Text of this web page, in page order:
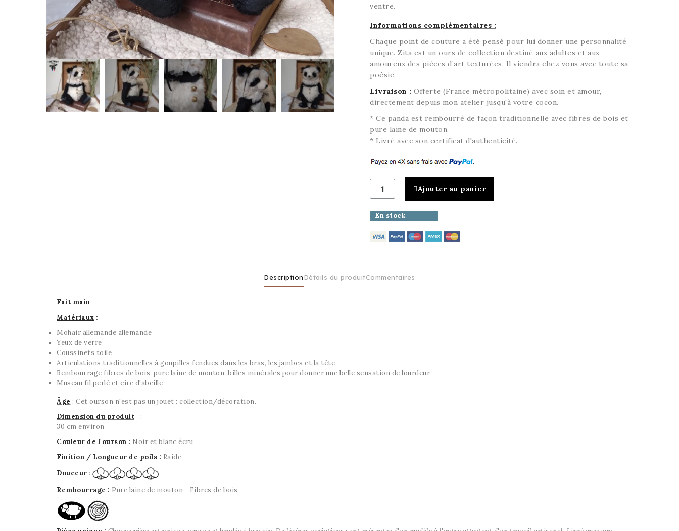
ventre.
Informations complémentaires :
Chaque point de couture a été pensé pour lui donner une personnalité
unique. Zita est un ours de collection destiné aux adultes et aux
amoureux des pièces d’art texturées. Il viendra chez vous avec toute sa
poésie.
Livraison : Offerte (France métropolitaine) avec soin et amour,
directement depuis mon atelier jusqu'à votre cocon.
* Ce panda est rembourré de façon traditionnelle avec fibres de bois et
pure laine de mouton.
* Livré avec son certificat d'authenticité.
Ajouter au panier
En stock
DescriptionDétails du produitCommentaires
Fait main
Matériaux :
Mohair allemande allemande
Yeux de verre
Coussinets toile
Articulations traditionnelles à goupilles fendues dans les bras, les jambes et la tête
Rembourrage fibres de bois, pure laine de mouton, billes minérales pour donner une belle sensation de lourdeur.
Museau fil perlé et cire d'abeille
Âge : Cet ourson n'est pas un jouet : collection/décoration.
Dimension du produit :
30 cm environ
Couleur de l'ourson : Noir et blanc écru
Finition / Longueur de poils : Raide
Douceur :
Rembourrage : Pure laine de mouton - Fibres de bois